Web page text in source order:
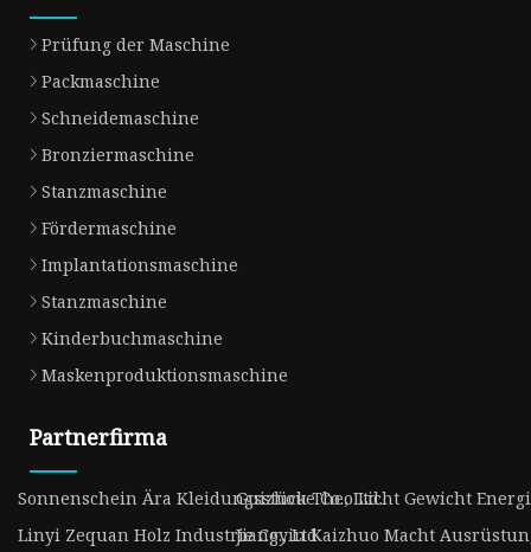
Prüfung der Maschine
Packmaschine
Schneidemaschine
Bronziermaschine
Stanzmaschine
Fördermaschine
Implantationsmaschine
Stanzmaschine
Kinderbuchmaschine
Maskenproduktionsmaschine
Partnerfirma
Sonnenschein Ära Kleidungsstücke Co., Ltd.
Guizhou Theo Licht Gewicht
Linyi Zequan Holz Industrie Co., LtdJiangyin Kaizhuo Macht